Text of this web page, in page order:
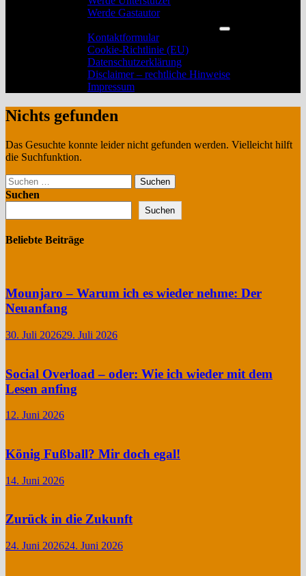
Werde Gastautor
Untermenü
Kontaktformular
Cookie-Richtlinie (EU)
Datenschutzerklärung
Disclaimer – rechtliche Hinweise
Impressum
Nichts gefunden
Das Gesuchte konnte leider nicht gefunden werden. Vielleicht hilft
die Suchfunktion.
Suchen
nach:
Suchen
Suchen
Beliebte Beiträge
Mounjaro – Warum ich es wieder nehme: Der
Neuanfang
30. Juli 202629. Juli 2026
Social Overload – oder: Wie ich wieder mit dem
Lesen anfing
12. Juni 2026
König Fußball? Mir doch egal!
14. Juni 2026
Zurück in die Zukunft
24. Juni 202624. Juni 2026